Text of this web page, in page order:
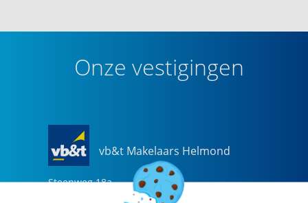
Onze vestigingen
vb&t Makelaars Helmond
Steenweg 18a